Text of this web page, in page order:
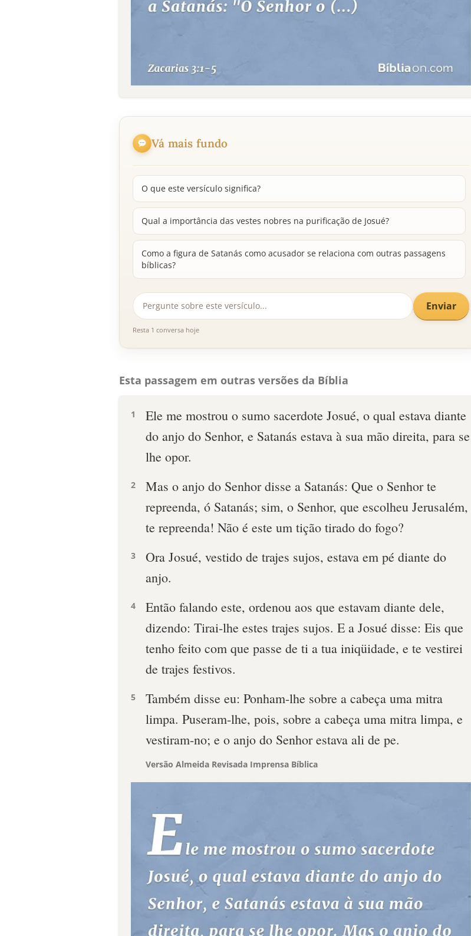
Vá mais fundo
O que este versículo significa?
Qual a importância das vestes nobres na purificação de Josué?
Como a figura de Satanás como acusador se relaciona com outras passagens
bíblicas?
Enviar
Resta 1 conversa hoje
Esta passagem em outras versões da Bíblia
1
Ele me mostrou o sumo sacerdote Josué, o qual estava diante
do anjo do Senhor, e Satanás estava à sua mão direita, para se
lhe opor.
2
Mas o anjo do Senhor disse a Satanás: Que o Senhor te
repreenda, ó Satanás; sim, o Senhor, que escolheu Jerusalém,
te repreenda! Não é este um tição tirado do fogo?
3
Ora Josué, vestido de trajes sujos, estava em pé diante do
anjo.
4
Então falando este, ordenou aos que estavam diante dele,
dizendo: Tirai-lhe estes trajes sujos. E a Josué disse: Eis que
tenho feito com que passe de ti a tua iniqüidade, e te vestirei
de trajes festivos.
5
Também disse eu: Ponham-lhe sobre a cabeça uma mitra
limpa. Puseram-lhe, pois, sobre a cabeça uma mitra limpa, e
vestiram-no; e o anjo do Senhor estava ali de pe.
Versão Almeida Revisada Imprensa Bíblica